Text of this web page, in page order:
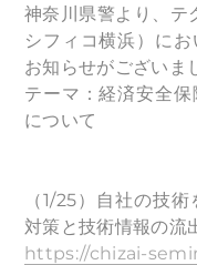
神奈川県警より、
シフィコ横浜）に
お知らせがございま
テーマ：経済安全
について
（1/25）自社の技
対策と技術情報の流
https://chizai-